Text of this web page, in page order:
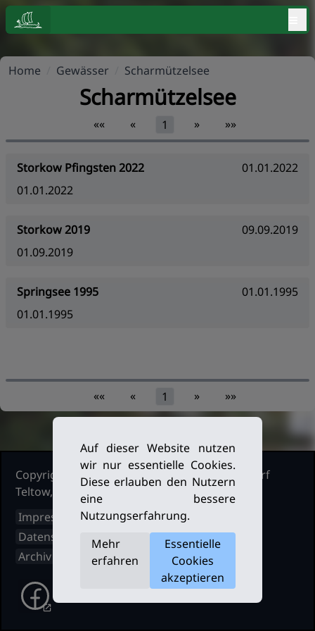
Home Gewässer Scharmützelsee
Scharmützelsee
«« « 1 » »»
Storkow Pfingsten 2022
01.01.2022
01.01.2022
Storkow 2019
09.09.2019
01.09.2019
Springsee 1995
01.01.1995
01.01.1995
«« « 1 » »»
Copyright Ruderclub Kleinmachnow Stahnsdorf
Teltow, 2026. Alle Rechte vorbehalten.
Impressum
Datenschutz
Archiv
Auf dieser Website nutzen
wir nur essentielle Cookies.
Diese erlauben den Nutzern
eine bessere
Nutzungserfahrung.
Mehr
erfahren
Essentielle
Cookies
akzeptieren